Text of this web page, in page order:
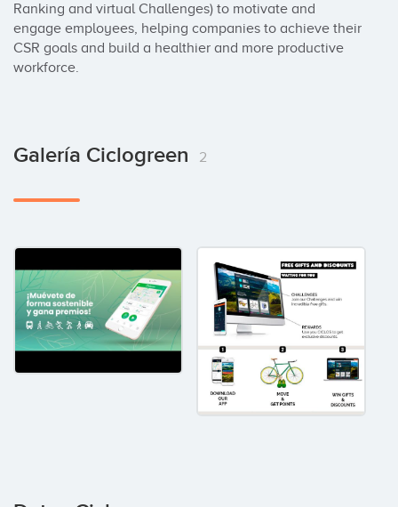
Ranking and virtual Challenges) to motivate and
engage employees, helping companies to achieve their
CSR goals and build a healthier and more productive
workforce.
Galería Ciclogreen 2